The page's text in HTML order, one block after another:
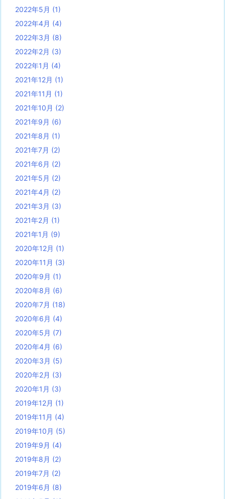
2022年5月 (1)
2022年4月 (4)
2022年3月 (8)
2022年2月 (3)
2022年1月 (4)
2021年12月 (1)
2021年11月 (1)
2021年10月 (2)
2021年9月 (6)
2021年8月 (1)
2021年7月 (2)
2021年6月 (2)
2021年5月 (2)
2021年4月 (2)
2021年3月 (3)
2021年2月 (1)
2021年1月 (9)
2020年12月 (1)
2020年11月 (3)
2020年9月 (1)
2020年8月 (6)
2020年7月 (18)
2020年6月 (4)
2020年5月 (7)
2020年4月 (6)
2020年3月 (5)
2020年2月 (3)
2020年1月 (3)
2019年12月 (1)
2019年11月 (4)
2019年10月 (5)
2019年9月 (4)
2019年8月 (2)
2019年7月 (2)
2019年6月 (8)